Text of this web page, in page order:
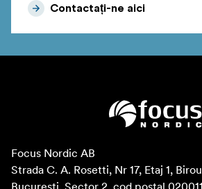
Contactați-ne aici
Focus Nordic AB
Strada C. A. Rosetti, Nr 17, Etaj 1,
București, Sector 2, cod poștal 020011